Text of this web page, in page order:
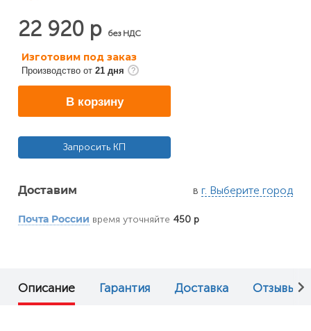
22 920 р без НДС
Изготовим под заказ
Производство от 21 дня
В корзину
Запросить КП
Доставим в г. Выберите город
Почта России время уточняйте 450 р
Описание Гарантия Доставка Отзывы (0)